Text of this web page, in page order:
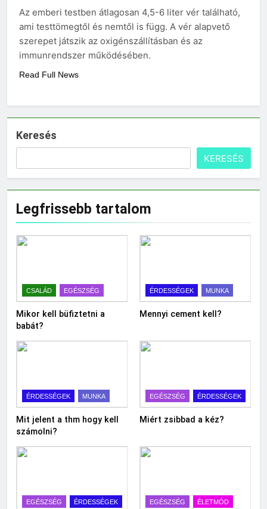
Az emberi testben átlagosan 4,5-6 liter vér található,
ami testtömegtől és nemtől is függ. A vér alapvető
szerepet játszik az oxigénszállításban és az
immunrendszer működésében.
Read Full News
Keresés
KERESÉS
Legfrissebb tartalom
CSALÁD EGÉSZSÉG
Mikor kell büfiztetni a
babát?
ÉRDESSÉGEK MUNKA
Mennyi cement kell?
ÉRDESSÉGEK MUNKA
Mit jelent a thm hogy kell
számolni?
EGÉSZSÉG ÉRDESSÉGEK
Miért zsibbad a kéz?
EGÉSZSÉG ÉRDESSÉGEK EGÉSZSÉG ÉLETMÓD